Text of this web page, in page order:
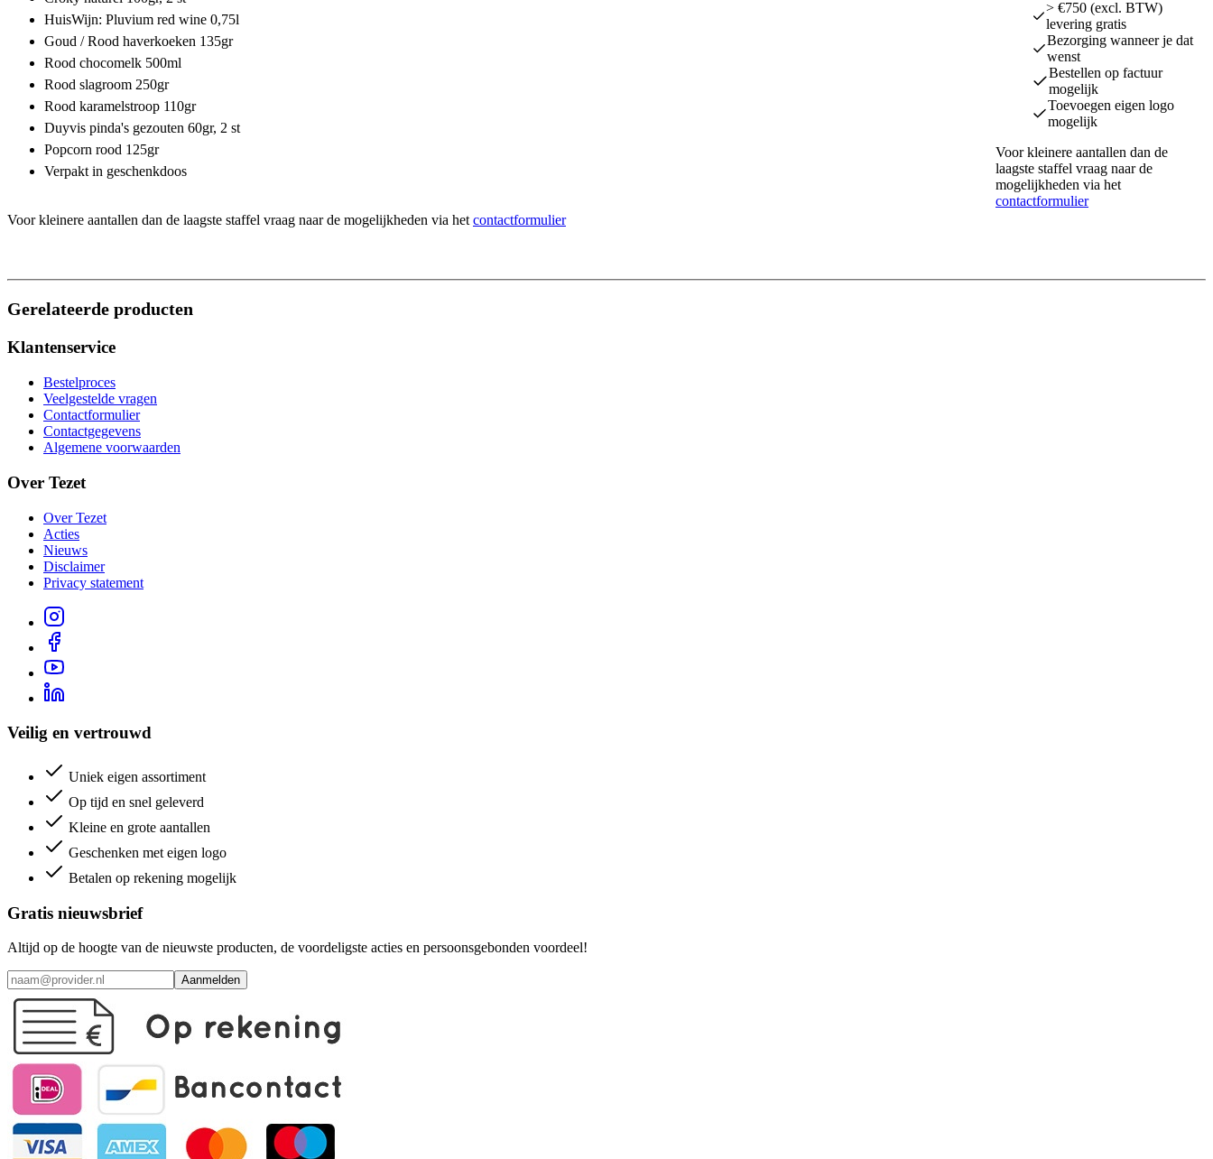
> €750 (excl. BTW)
levering gratis
Bezorging wanneer je dat
wenst
Bestellen op factuur
mogelijk
Toevoegen eigen logo
mogelijk
Voor kleinere aantallen dan de
laagste staffel vraag naar de
mogelijkheden via het
contactformulier
HuisWijn: Pluvium red wine 0,75l
Goud / Rood haverkoeken 135gr
Rood chocomelk 500ml
Rood slagroom 250gr
Rood karamelstroop 110gr
Duyvis pinda's gezouten 60gr, 2 st
Popcorn rood 125gr
Verpakt in geschenkdoos
Voor kleinere aantallen dan de laagste staffel vraag naar de mogelijkheden via hetcontactformulier
Gerelateerde producten
Klantenservice
Bestelproces
Veelgestelde vragen
Contactformulier
Contactgegevens
Algemene voorwaarden
Over Tezet
Over Tezet
Acties
Nieuws
Disclaimer
Privacy statement
Veilig en vertrouwd
Uniek eigen assortiment
Op tijd en snel geleverd
Kleine en grote aantallen
Geschenken met eigen logo
Betalen op rekening mogelijk
Gratis nieuwsbrief
Altijd op de hoogte van de nieuwste producten, de voordeligste acties en persoonsgebonden voordeel!
Aanmelden